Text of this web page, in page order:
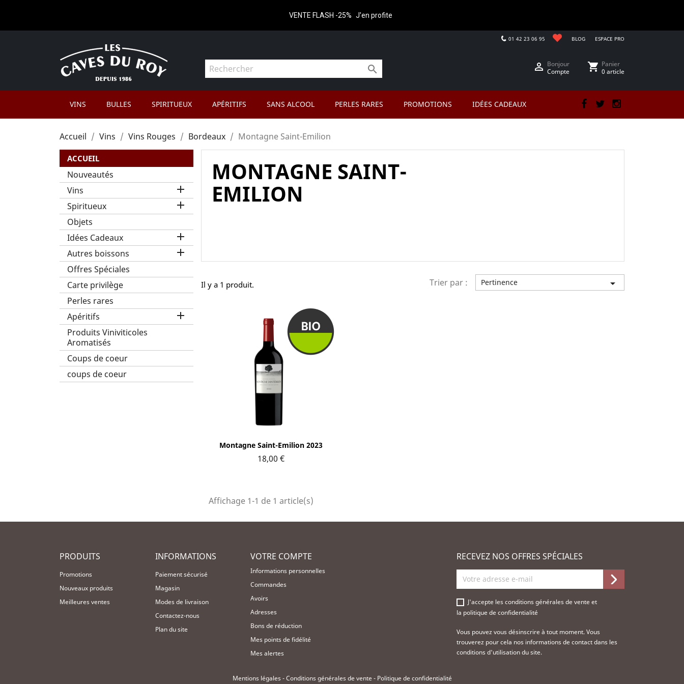
VENTE FLASH -25% J'en profite
BLOG ESPACE PRO
01 42 23 06 95
 shopping_cart Panier
0 article
 Bonjour
Compte
VINS BULLES SPIRITUEUX APÉRITIFS SANS ALCOOL PERLES RARES PROMOTIONS IDÉES CADEAUX Facebook
Accueil Vins Vins Rouges Bordeaux Montagne Saint-Emilion
ACCUEIL
Nouveautés
Vins

Spiritueux 
Objets
Idées Cadeaux

Autres boissons 
Offres Spéciales
Carte privilège
Perles rares
Apéritifs

Produits Viniviticoles
Aromatisés
Coups de coeur
coups de coeur
MONTAGNE SAINT-
EMILION
Il y a 1 produit. Trier par : Pertinence 
Montagne Saint-Emilion 2023
18,00 €
Aperçu rapide
Affichage 1-1 de 1 article(s)
PRODUITS
Promotions
Nouveaux produits
Meilleures ventes
INFORMATIONS
Paiement sécurisé
Magasin
Modes de livraison
Contactez-nous
Plan du site
VOTRE COMPTE
Informations personnelles
Commandes
Avoirs
Adresses
Bons de réduction
Mes points de fidélité
Mes alertes
RECEVEZ NOS OFFRES SPÉCIALES
J'accepte lesconditions générales de vente et
la politique de confidentialité
Vous pouvez vous désinscrire à tout moment. Vous
trouverez pour cela nos informations de contact dans les
conditions d'utilisation du site.
Mentions légales-Conditions générales de vente - Politique de confidentialité